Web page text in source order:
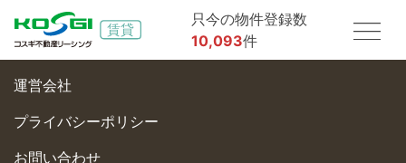
只今の物件登録数
10,093件
運営会社
プライバシーポリシー
お問い合わせ